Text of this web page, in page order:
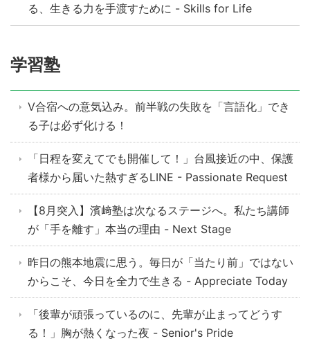
る、生きる力を手渡すために - Skills for Life
学習塾
V合宿への意気込み。前半戦の失敗を「言語化」でき
る子は必ず化ける！
「日程を変えてでも開催して！」台風接近の中、保護
者様から届いた熱すぎるLINE - Passionate Request
【8月突入】濱﨑塾は次なるステージへ。私たち講師
が「手を離す」本当の理由 - Next Stage
昨日の熊本地震に思う。毎日が「当たり前」ではない
からこそ、今日を全力で生きる - Appreciate Today
「後輩が頑張っているのに、先輩が止まってどうす
る！」胸が熱くなった夜 - Senior's Pride